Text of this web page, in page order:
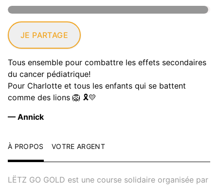
JE PARTAGE
Tous ensemble pour combattre les effets secondaires
du cancer pédiatrique!
Pour Charlotte et tous les enfants qui se battent
comme des lions 🦁 🎗️💛
— Annick
À PROPOS VOTRE ARGENT
LËTZ GO GOLD est une course solidaire organisée par